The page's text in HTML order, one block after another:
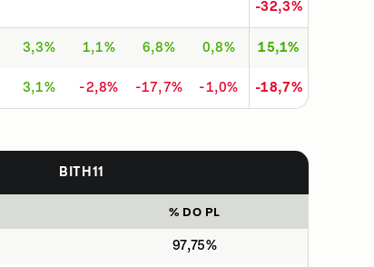
-32,3%
3,3% 1,1% 6,8% 0,8% 15,1%
3,1% -2,8% -17,7% -1,0%
-18,7%
BITH11
% DO PL
97,75%